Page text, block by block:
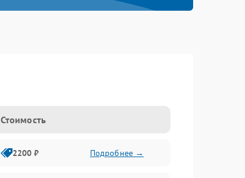
Стоимость
2200 ₽ Подробнее →